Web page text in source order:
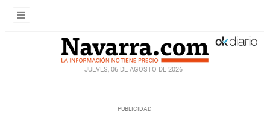
JUEVES, 06 DE AGOSTO DE 2026